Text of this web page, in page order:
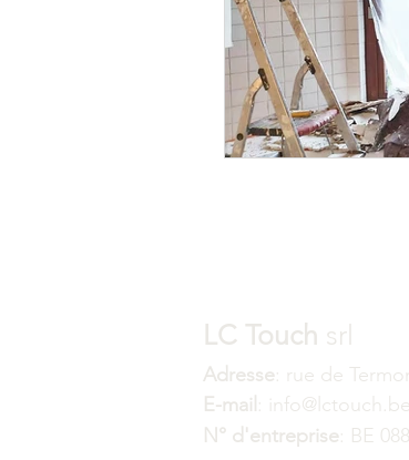
Faux-Plafond
Vernissage -
LC Touch srl
Adresse: rue de
E-mail :
N° d'entreprise: BE